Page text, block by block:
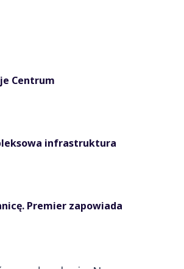
Centrum
infrastruktura
Premier zapowiada